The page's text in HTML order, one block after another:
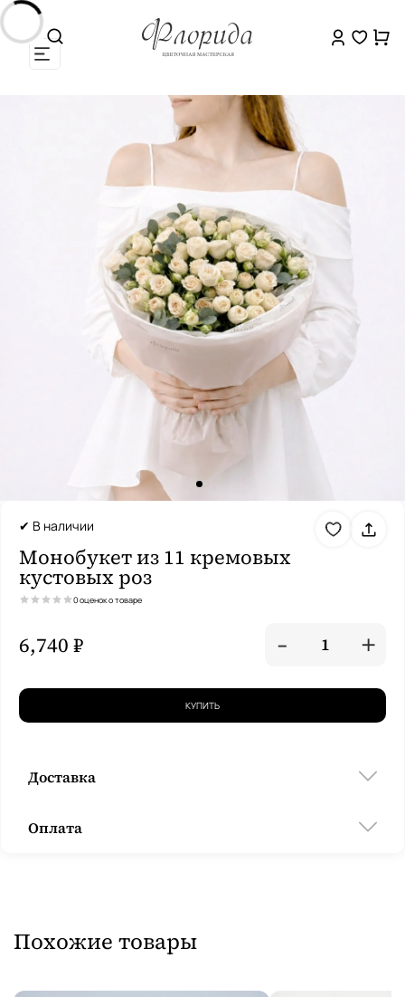
✔ В наличии
Монобукет из 11 кремовых
кустовых роз
0 оценок о товаре
6,740 ₽ - 1 +
КУПИТЬ
Доставка
Оплата
Похожие товары